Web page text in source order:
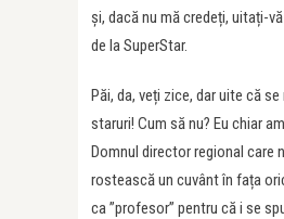
și, dacă nu mă credeți, uitați-
de la SuperStar.
Păi, da, veți zice, dar uite că
staruri! Cum să nu? Eu chiar
Domnul director regional care
rostească un cuvânt în fața
ca ”profesor” pentru că i se